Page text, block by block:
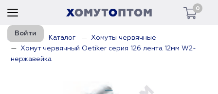
0
Войти
Главная Каталог
Хомуты червячные
Хомут червячный Oetiker серия 126 лента 12мм W2-
нержавейка